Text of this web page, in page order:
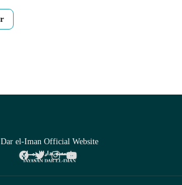
Dar el-Iman Official Website